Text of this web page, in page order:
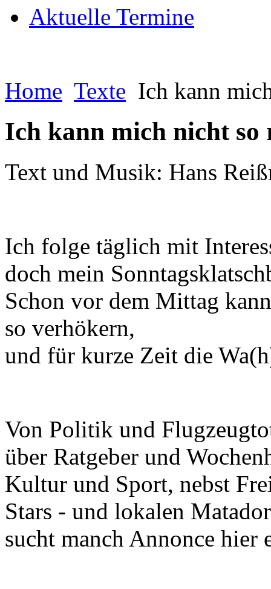
Aktuelle Termine
Home Texte Ich kann
Ich kann mich nicht
Text und Musik: Hans
Ich folge täglich mit
doch mein
Schon vor dem Mittag
so verhökern,
und für kurze Zeit die
Von Politik und
über Ratgeber und
Kultur und Sport, nebst
Stars - und lokalen
sucht manch Annonce hier